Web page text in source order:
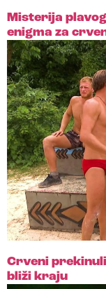
Misterija
enigma za
Crveni
bliži kraju